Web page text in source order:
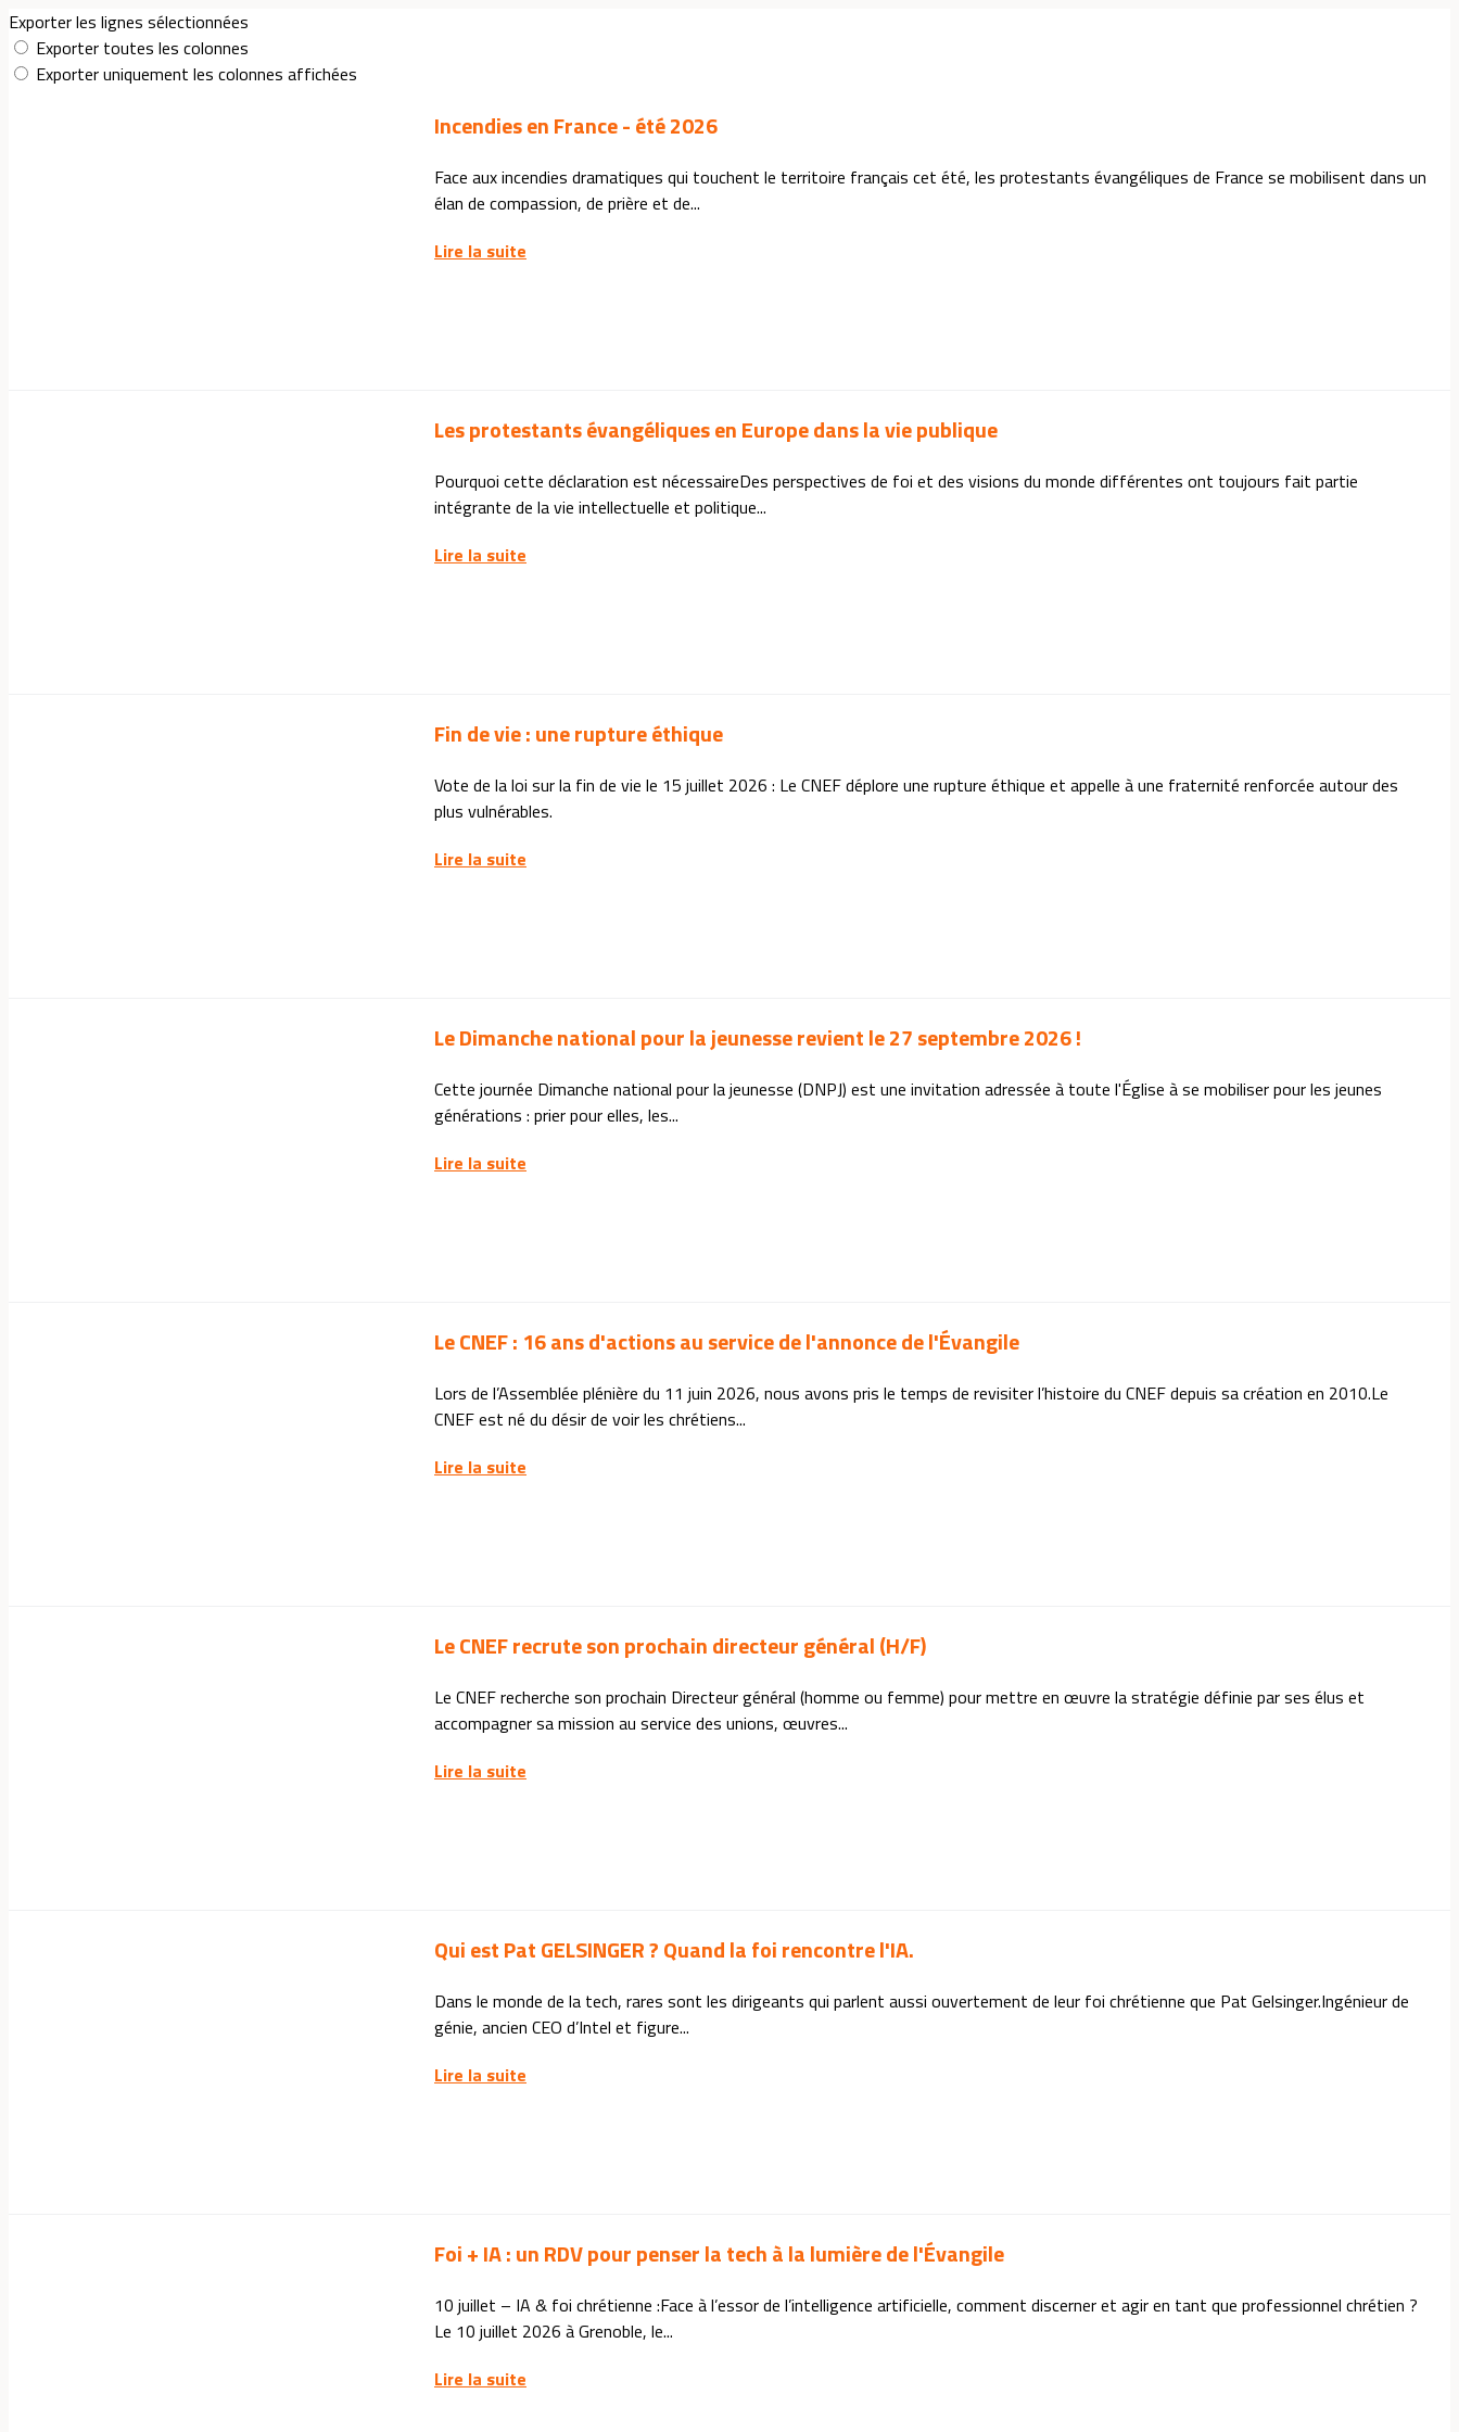
Exporter les lignes sélectionnées
Exporter toutes les colonnes
Exporter uniquement les colonnes affichées
Incendies en France - été 2026
Face aux incendies dramatiques qui touchent le territoire français cet été, les protestants évangéliques de France se mobilisent dans un
élan de compassion, de prière et de...
Lire la suite
Les protestants évangéliques en Europe dans la vie publique
Pourquoi cette déclaration est nécessaireDes perspectives de foi et des visions du monde différentes ont toujours fait partie
intégrante de la vie intellectuelle et politique...
Lire la suite
Fin de vie : une rupture éthique
Vote de la loi sur la fin de vie le 15 juillet 2026 : Le CNEF déplore une rupture éthique et appelle à une fraternité renforcée autour des
plus vulnérables.
Lire la suite
Le Dimanche national pour la jeunesse revient le 27 septembre 2026 !
Cette journée Dimanche national pour la jeunesse (DNPJ) est une invitation adressée à toute l'Église à se mobiliser pour les jeunes
générations : prier pour elles, les...
Lire la suite
Le CNEF : 16 ans d'actions au service de l'annonce de l'Évangile
Lors de l’Assemblée plénière du 11 juin 2026, nous avons pris le temps de revisiter l’histoire du CNEF depuis sa création en 2010.Le
CNEF est né du désir de voir les chrétiens...
Lire la suite
Le CNEF recrute son prochain directeur général (H/F)
Le CNEF recherche son prochain Directeur général (homme ou femme) pour mettre en œuvre la stratégie définie par ses élus et
accompagner sa mission au service des unions, œuvres...
Lire la suite
Qui est Pat GELSINGER ? Quand la foi rencontre l'IA.
Dans le monde de la tech, rares sont les dirigeants qui parlent aussi ouvertement de leur foi chrétienne que Pat Gelsinger.Ingénieur de
génie, ancien CEO d’Intel et figure...
Lire la suite
Foi + IA : un RDV pour penser la tech à la lumière de l'Évangile
10 juillet – IA & foi chrétienne :Face à l’essor de l’intelligence artificielle, comment discerner et agir en tant que professionnel chrétien ?
Le 10 juillet 2026 à Grenoble, le...
Lire la suite